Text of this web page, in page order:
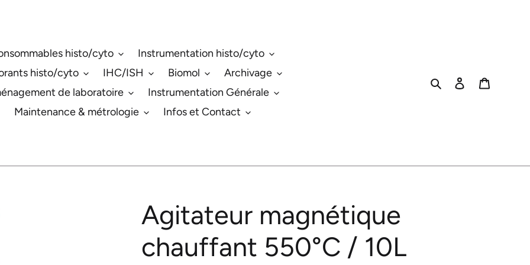
histo/cyto
Instrumentation histo/cyto
histo/cyto
IHC/ISH Biomol
Archivage
de laboratoire
Instrumentation Générale
Maintenance & métrologie
Infos et Contact
RechercherSe connecter
Agitateur magnétique
chauffant 550°C / 10L